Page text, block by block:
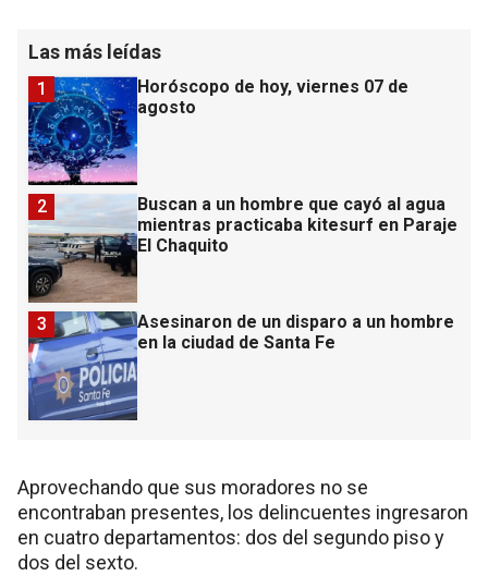
Las más leídas
Horóscopo de hoy, viernes 07 de
agosto
1
Buscan a un hombre que cayó al agua
mientras practicaba kitesurf en Paraje
El Chaquito
2
Asesinaron de un disparo a un hombre
en la ciudad de Santa Fe
3
Aprovechando que sus moradores no se
encontraban presentes, los delincuentes ingresaron
en cuatro departamentos: dos del segundo piso y
dos del sexto.